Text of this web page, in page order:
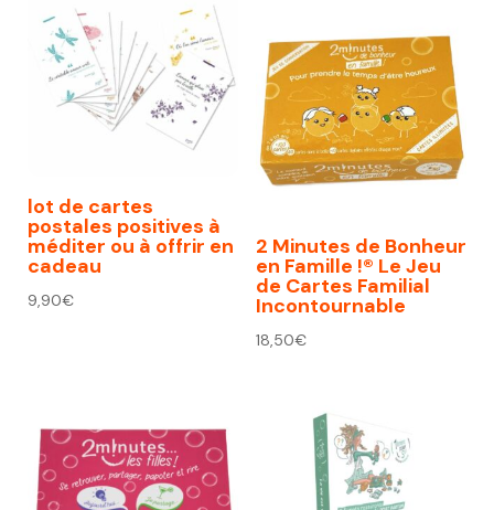
lot de cartes
postales positives à
méditer ou à offrir en
cadeau
9,90€
2 Minutes de Bonheur
en Famille !® Le Jeu
de Cartes Familial
Incontournable
18,50€